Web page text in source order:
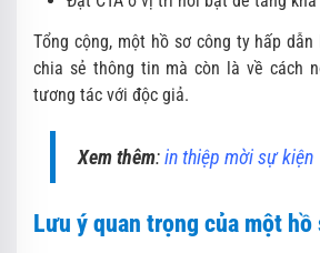
Tổng cộng, một hồ sơ công ty hấp
chia sẻ thông tin mà còn là về cách
tương tác với độc giả.
Xem thêm:in thiệp mời sự kiện
Lưu ý quan trọng của một